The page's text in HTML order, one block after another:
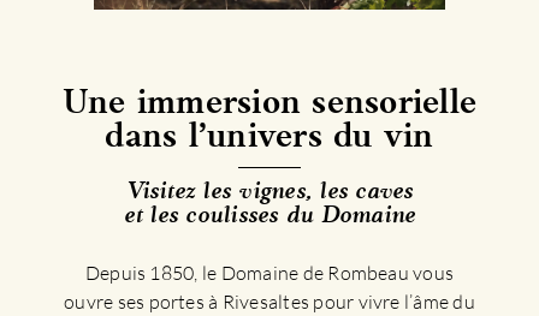
Une immersion sensorielle
dans l’univers du vin
Visitez les vignes, les caves
et les coulisses du Domaine
Depuis 1850, le Domaine de Rombeau vous
ouvre ses portes à Rivesaltes pour vivre l’âme du